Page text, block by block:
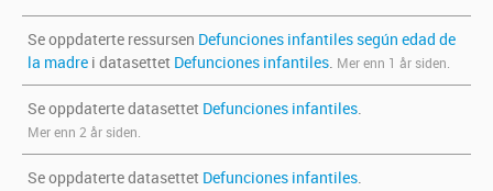
Se oppdaterte ressursen Defunciones infantiles según edad de
la madre i datasettet Defunciones infantiles. Mer enn 1 år siden.
Se oppdaterte datasettet Defunciones infantiles.
Mer enn 2 år siden.
Se oppdaterte datasettet Defunciones infantiles.